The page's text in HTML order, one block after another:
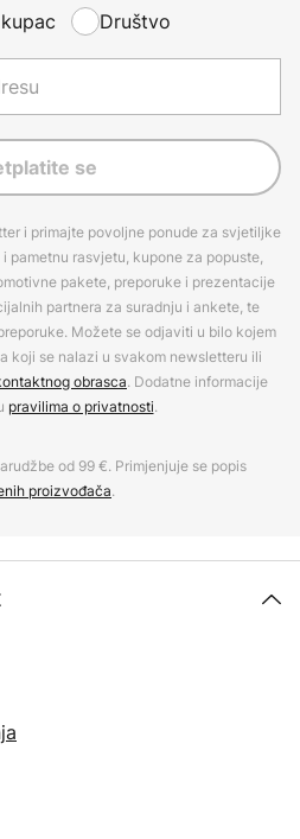
Društvo
se
i primajte povoljne ponude za svjetiljke
pametnu rasvjetu, kupone za popuste,
pakete, preporuke i prezentacije
partnera za suradnju i ankete, te
Možete se odjaviti u bilo kojem
koji se nalazi u svakom newsletteru ili
obrasca. Dodatne informacije
pravilima o privatnosti.
od 99 €. Primjenjuje se popis
proizvođača.